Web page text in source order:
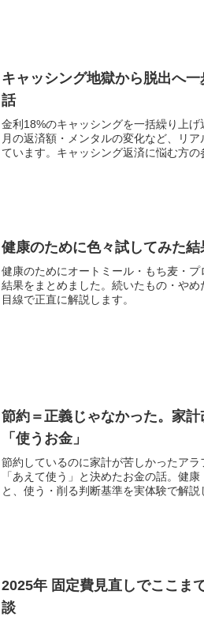
キャッシング地獄から脱出へ
話
金利18%のキャッシングを一括繰り上
月の返済額・メンタルの変化など、リ
ています。キャッシング返済に悩む方の
健康のために色々試してみた結
健康のためにオートミール・もち麦・
結果をまとめました。続いたもの・や
目線で正直に解説します。
節約＝正義じゃなかった。家
「使うお金」
節約しているのに家計が苦しかったア
「あえて使う」と決めたお金の話。健
と、使う・削る判断基準を実体験で解説
2025年 固定費見直しでここま
談